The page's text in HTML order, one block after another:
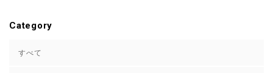
Category
すべて